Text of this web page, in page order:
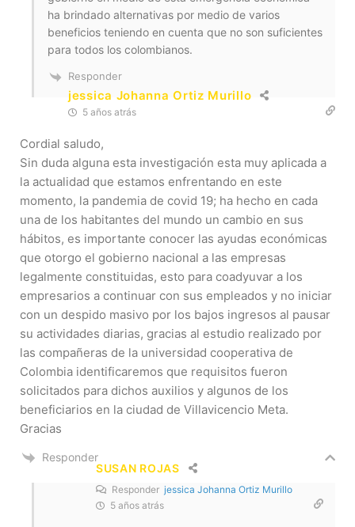
ha brindado alternativas por medio de varios
beneficios teniendo en cuenta que no son suficientes
para todos los colombianos.
Responder
jessica Johanna Ortiz Murillo
5 años atrás
Cordial saludo,
Sin duda alguna esta investigación esta muy aplicada a
la actualidad que estamos enfrentando en este
momento, la pandemia de covid 19; ha hecho en cada
una de los habitantes del mundo un cambio en sus
hábitos, es importante conocer las ayudas económicas
que otorgo el gobierno nacional a las empresas
legalmente constituidas, esto para coadyuvar a los
empresarios a continuar con sus empleados y no iniciar
con un despido masivo por los bajos ingresos al pausar
su actividades diarias, gracias al estudio realizado por
las compañeras de la universidad cooperativa de
Colombia identificaremos que requisitos fueron
solicitados para dichos auxilios y algunos de los
beneficiarios en la ciudad de Villavicencio Meta.
Gracias
Responder
SUSAN ROJAS
Responder jessica Johanna Ortiz Murillo
5 años atrás